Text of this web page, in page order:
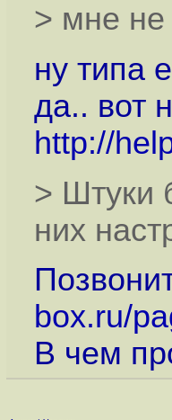
> мне не
ну типа
да.. вот
http://
> Штуки
них
box.ru/
В чем